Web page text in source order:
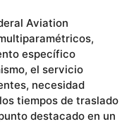
Aviation
específico
el servicio
necesidad
tiempos de traslado
destacado en un